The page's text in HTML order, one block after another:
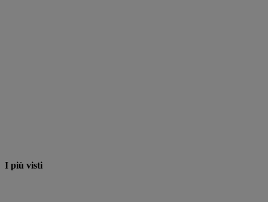
I più visti